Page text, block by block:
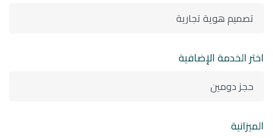
اختر الخدمة الإضافية
الميزانية